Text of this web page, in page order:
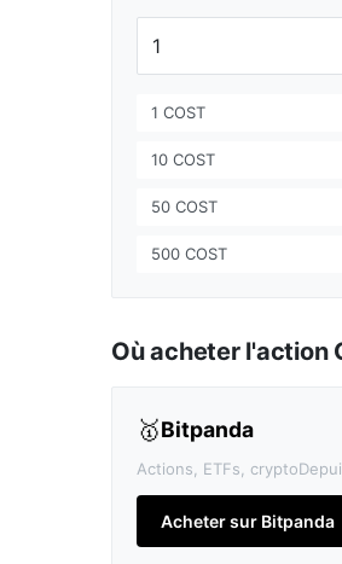
1 COST
10 COST
50 COST
500 COST
Où acheter l'action
🥇Bitpanda
Actions, ETFs, crypto
Acheter sur Bitpanda